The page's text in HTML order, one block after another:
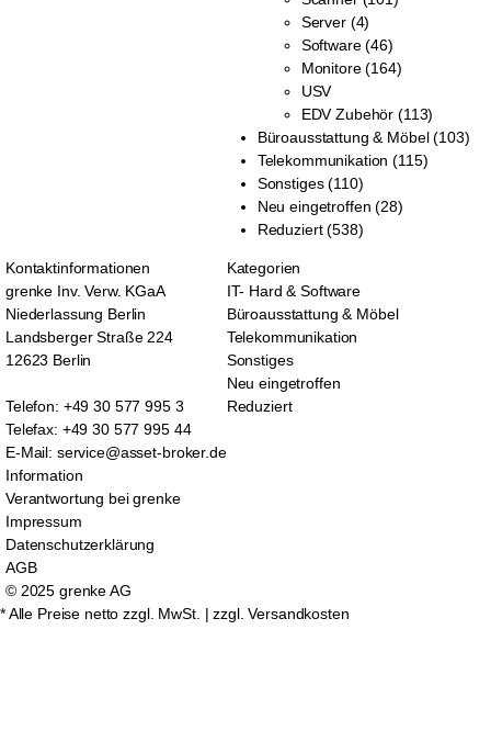
Server (4)
Software (46)
Monitore (164)
USV
EDV Zubehör (113)
Büroausstattung & Möbel (103)
Telekommunikation (115)
Sonstiges (110)
Neu eingetroffen (28)
Reduziert (538)
Kontaktinformationen
grenke Inv. Verw. KGaA
Niederlassung Berlin
Landsberger Straße 224
12623 Berlin
Telefon: +49 30 577 995 3
Telefax: +49 30 577 995 44
E-Mail: service@asset-broker.de
Kategorien
IT- Hard & Software
Büroausstattung & Möbel
Telekommunikation
Sonstiges
Neu eingetroffen
Reduziert
Information
Verantwortung bei grenke
Impressum
Datenschutzerklärung
AGB
© 2025 grenke AG
* Alle Preise netto zzgl. MwSt. |zzgl. Versandkosten